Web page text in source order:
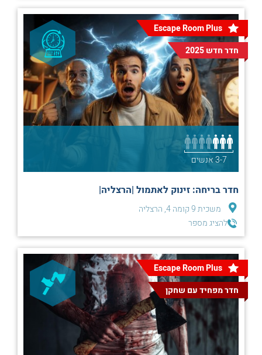
Escape Room Plus
חדר חדש 2025
3-7 אנשים
חדר בריחה: זינוק לאתמול |הרצליה|
משכית 9 קומה 4, הרצליה
להציג מספר
Escape Room Plus
חדר מפחיד עם שחקן